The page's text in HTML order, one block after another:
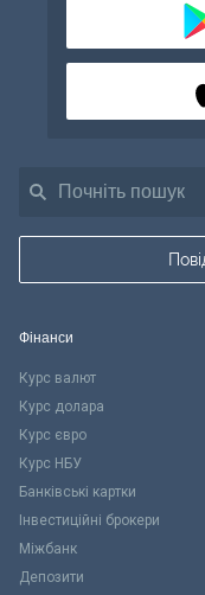
Фінанси
Курс валют
Курс долара
Курс євро
Курс НБУ
Банківські картки
Інвестиційні брокери
Міжбанк
Депозити